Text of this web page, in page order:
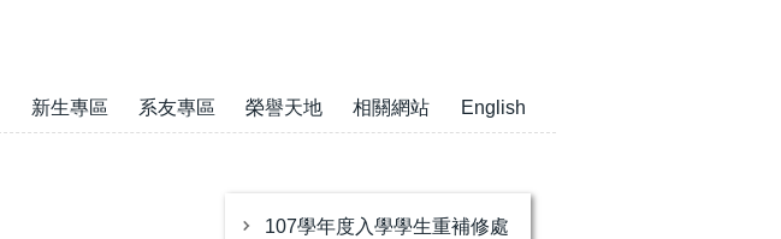
新生專區 系友專區 榮譽天地 相關網站 English
107學年度入學學生重補修處